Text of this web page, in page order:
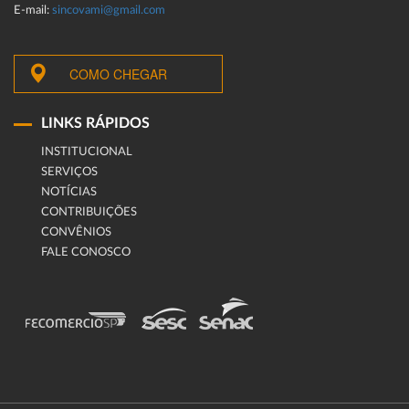
E-mail: sincovami@gmail.com
COMO CHEGAR
LINKS RÁPIDOS
INSTITUCIONAL
SERVIÇOS
NOTÍCIAS
CONTRIBUIÇÕES
CONVÊNIOS
FALE CONOSCO